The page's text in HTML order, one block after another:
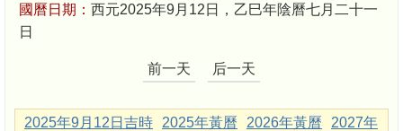
國曆日期： 西元2025年9月12日，乙巳年陰曆七月二十一
日
前一天 后一天
2025年9月12日吉時 2025年黃曆 2026年黃曆
2027年